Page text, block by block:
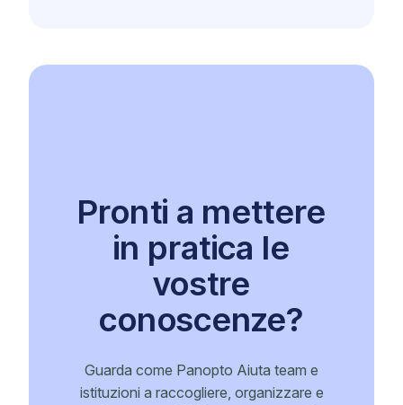
Pronti a mettere
in pratica le
vostre
conoscenze?
Guarda come Panopto Aiuta team e
istituzioni a raccogliere, organizzare e